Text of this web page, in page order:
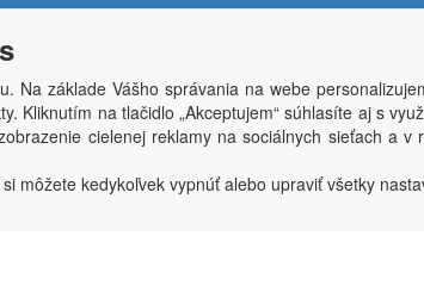
Copyright © Penepex s.r.o. 2025, powered by ABRA
IČO: 03220923; DIČ: CZ03220923; zápis do obchodního
Na základe Vášho správania na webe
Kliknutím na tlačidlo „Akceptujem“ súhlasíte aj s
cielenej reklamy na sociálnych sieťach a v
môžete kedykoľvek vypnúť alebo upraviť všetky